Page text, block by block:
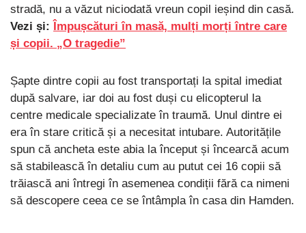
stradă, nu a văzut niciodată vreun copil ieșind din casă.
Vezi și:
Împușcături în masă, mulți morți între care
și copii. „O tragedie”
Șapte dintre copii au fost transportați la spital imediat
după salvare, iar doi au fost duși cu elicopterul la
centre medicale specializate în traumă. Unul dintre ei
era în stare critică și a necesitat intubare. Autoritățile
spun că ancheta este abia la început și încearcă acum
să stabilească în detaliu cum au putut cei 16 copii să
trăiască ani întregi în asemenea condiții fără ca nimeni
să descopere ceea ce se întâmpla în casa din Hamden.